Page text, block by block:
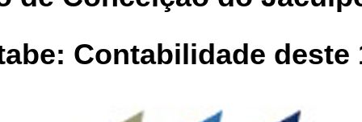
Contabilidade deste